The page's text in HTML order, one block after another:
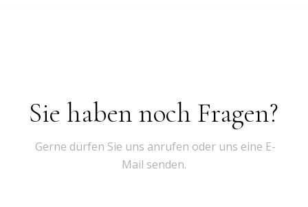
Sie haben noch Fragen?
Gerne dürfen Sie uns anrufen oder uns eine E-
Mail senden.